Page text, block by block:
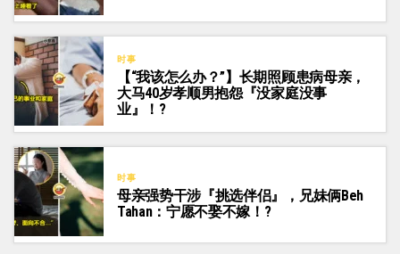
时事
【“我该怎么办？”】长期照顾患病母亲，
大马40岁孝顺男抱怨『没家庭没事
业』！?
时事
母亲强势干涉『挑选伴侣』，兄妹俩Beh
Tahan：宁愿不娶不嫁！?